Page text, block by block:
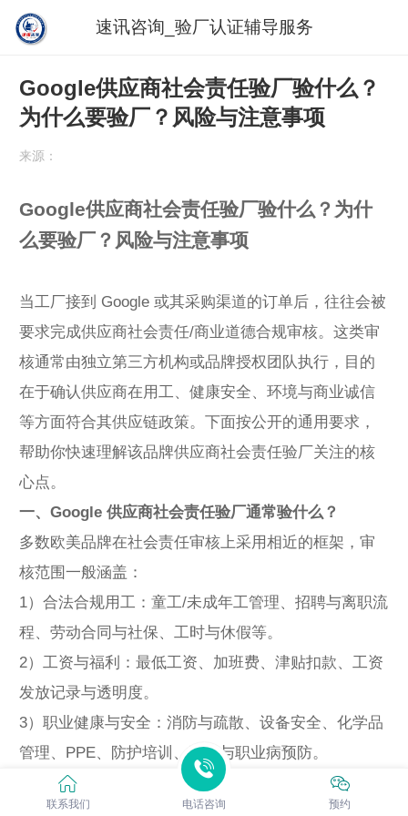
速讯咨询_验厂认证辅导服务
Google供应商社会责任验厂验什么？
为什么要验厂？风险与注意事项
来源：
Google供应商社会责任验厂验什么？为什
么要验厂？风险与注意事项
当工厂接到 Google 或其采购渠道的订单后，往往会被
要求完成供应商社会责任/商业道德合规审核。这类审
核通常由独立第三方机构或品牌授权团队执行，目的
在于确认供应商在用工、健康安全、环境与商业诚信
等方面符合其供应链政策。下面按公开的通用要求，
帮助你快速理解该品牌供应商社会责任验厂关注的核
心点。
一、Google 供应商社会责任验厂通常验什么？
多数欧美品牌在社会责任审核上采用相近的框架，审
核范围一般涵盖：
1）合法合规用工：童工/未成年工管理、招聘与离职流
程、劳动合同与社保、工时与休假等。
2）工资与福利：最低工资、加班费、津贴扣款、工资
发放记录与透明度。
3）职业健康与安全：消防与疏散、设备安全、化学品
管理、PPE、防护培训、工伤与职业病预防。
4）工作环境与福利设施：宿舍、食堂、饮水、卫生
联系我们 电话咨询 预约